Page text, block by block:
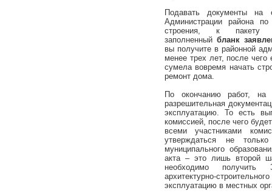
Подавать документы на
Администрации района
строения, к пакету
заполненный бланк
вы получите в районной
менее трех лет, после чего
сумела вовремя начать
ремонт дома.
По окончанию работ, на
разрешительная
эксплуатацию. То есть
комиссией, после чего
всеми участниками
утверждаться не
муниципального
акта – это лишь второй
необходимо получить
архитектурно-
эксплуатацию в местных